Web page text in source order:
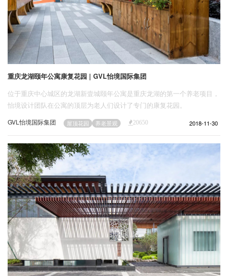
重庆龙湖颐年公寓康复花园 | GVL怡境国际集团
位于重庆中心城区的龙湖新壹城颐年公寓是重庆龙湖的第一个养老项目，
怡境设计团队在公寓的顶层为老人们设计了专门的康复花园。
GVL怡境国际集团 屋顶花园 养老景观 20650 2018-11-30